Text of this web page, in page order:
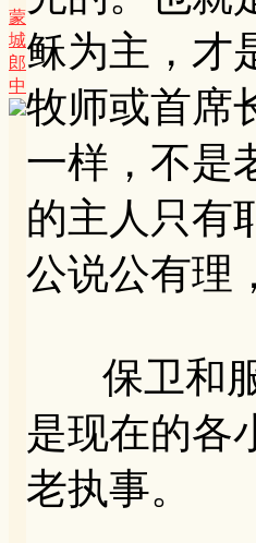
蒙
城
郎
中
稣为主，才
牧师或首席
一样，不是
的主人只有
公说公有理
保卫和服
是现在的各
老执事。